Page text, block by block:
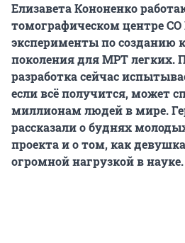
Елизавета Кононенко
томографическом центре СО
эксперименты по созданию
поколения для МРТ легких.
разработка сейчас
если всё получится, может
миллионам людей в мире.
рассказали о буднях
проекта и о том, как
огромной нагрузкой в науке.